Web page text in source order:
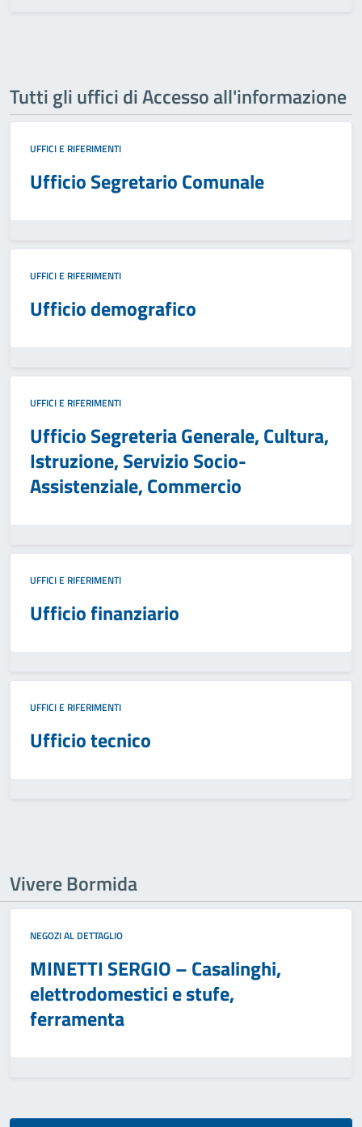
Tutti gli uffici di Accesso all'informazione
UFFICI E RIFERIMENTI
Ufficio Segretario Comunale
UFFICI E RIFERIMENTI
Ufficio demografico
UFFICI E RIFERIMENTI
Ufficio Segreteria Generale, Cultura,
Istruzione, Servizio Socio-
Assistenziale, Commercio
UFFICI E RIFERIMENTI
Ufficio finanziario
UFFICI E RIFERIMENTI
Ufficio tecnico
Vivere Bormida
NEGOZI AL DETTAGLIO
MINETTI SERGIO – Casalinghi,
elettrodomestici e stufe,
ferramenta